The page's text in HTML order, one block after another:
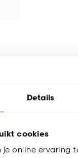
Details
cookies
je online ervaring
Wit